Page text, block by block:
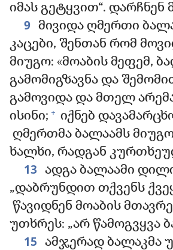
იმას გეტყვით“. დარჩნენ
9 მივიდა ღმერთი
კაცები, შენთან რომ
მიუგო: «მოაბის მეფემ,
გამომიგზავნა და
გამოვიდა და მთელ
ისინი; + იქნებ
ღმერთმა ბალაამს
ხალხი, რადგან
13
ადგა ბალაამი
„დაბრუნდით თქვენს
წავიდნენ მოაბის
უთხრეს: „არ წამოგვყვა
15
ამჯერად ბალაკმა